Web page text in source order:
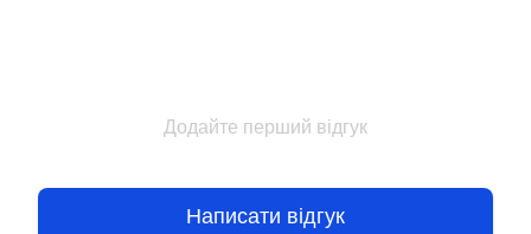
Додайте перший відгук
Написати відгук